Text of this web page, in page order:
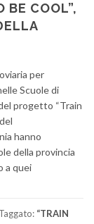
BE COOL”,
per
Scuole di
progetto “Train
hanno
della provincia
a quei
Taggato: “TRAIN